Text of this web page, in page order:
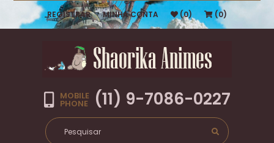
REGISTRAR MINHA CONTA (0) (0)
MOBILE
PHONE (11) 9-7086-0227